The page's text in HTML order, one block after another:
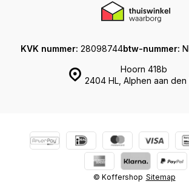
Hoorn 418b
2404 HL, Alphen aan den
KVK nummer: 28098744btw-nummer:
© Koffershop Sitemap